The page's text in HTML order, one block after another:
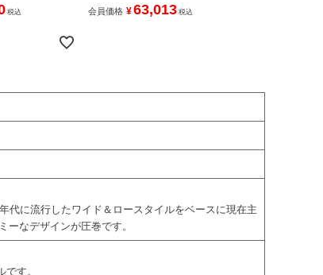
税込 会員価格 ¥63,013 税込
代に流行したワイド＆ロースタイルをベースに現在主
ーなデザインが圧巻です。
す。